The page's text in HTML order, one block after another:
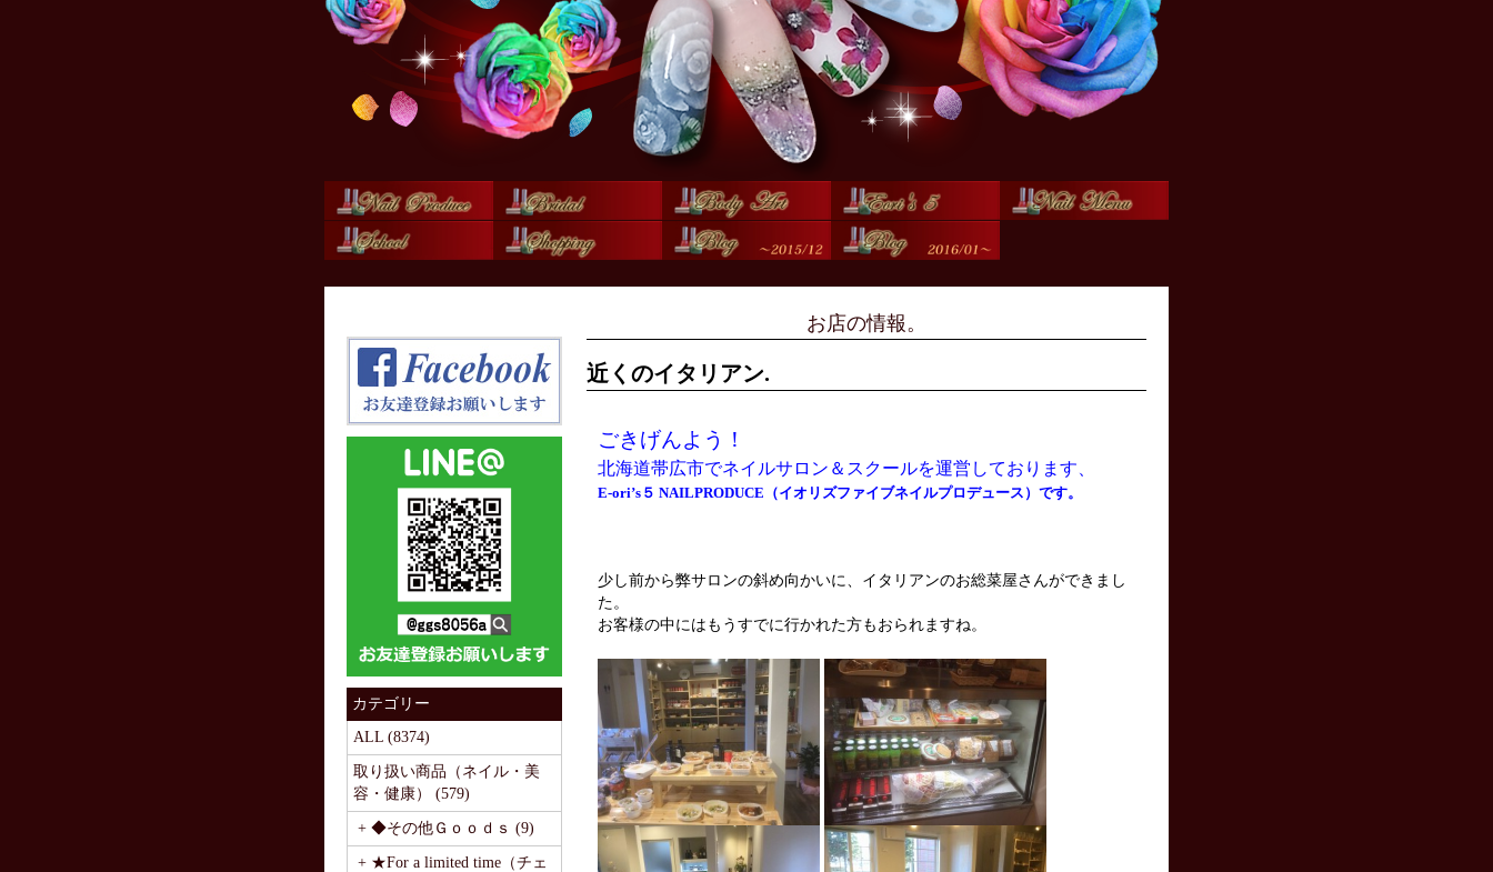
カテゴリー
ALL (8374)
取り扱い商品（ネイル・美
容・健康） (579)
+ ◆その他Ｇｏｏｄｓ (9)
+ ★For a limited time（チェ
お店の情報。
近くのイタリアン.
ごきげんよう！
北海道帯広市でネイルサロン＆スクールを運営しております、
E-ori’s５ NAILPRODUCE（イオリズファイブネイルプロデュース）です。
少し前から弊サロンの斜め向かいに、イタリアンのお総菜屋さんができまし
た。
お客様の中にはもうすでに行かれた方もおられますね。